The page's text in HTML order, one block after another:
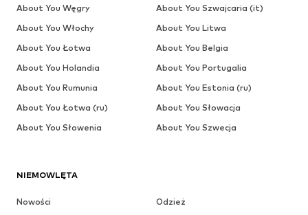
NIEMOWLĘTA
Nowości
Odzież
About You Węgry
About You Szwajcaria (it)
About You Włochy
About You Litwa
About You Łotwa
About You Belgia
About You Holandia
About You Portugalia
About You Rumunia
About You Estonia (ru)
About You Łotwa (ru)
About You Słowacja
About You Słowenia
About You Szwecja